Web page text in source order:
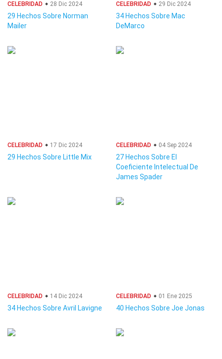
CELEBRIDAD 28 Dic 2024
29 Hechos Sobre Norman
Mailer
CELEBRIDAD 29 Dic 2024
34 Hechos Sobre Mac
DeMarco
CELEBRIDAD 17 Dic 2024
29 Hechos Sobre Little Mix
CELEBRIDAD 04 Sep 2024
27 Hechos Sobre El
Coeficiente Intelectual De
James Spader
CELEBRIDAD 14 Dic 2024
34 Hechos Sobre Avril Lavigne
CELEBRIDAD 01 Ene 2025
40 Hechos Sobre Joe Jonas